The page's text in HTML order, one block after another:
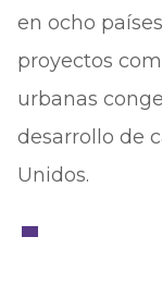
en ocho
proyectos
urbanas
desarrollo de
Unidos.